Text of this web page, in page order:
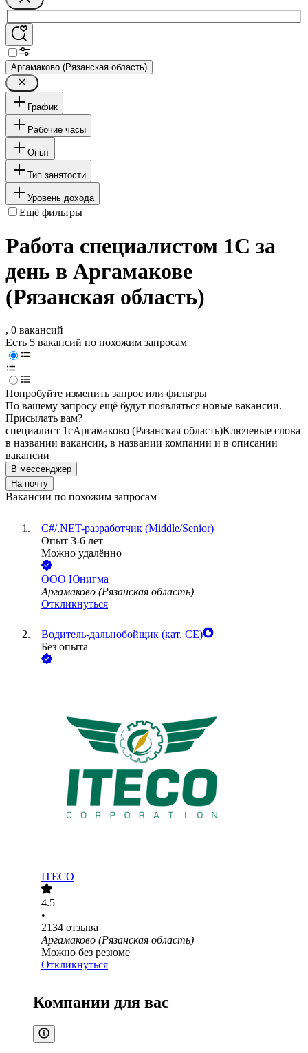
Аргамаково (Рязанская область)
График
Рабочие часы
Опыт
Тип занятости
Уровень дохода
Ещё фильтры
Работа специалистом 1С за
день в Аргамакове
(Рязанская область)
, 0 вакансий
Есть 5 вакансий по похожим запросам
Попробуйте изменить запрос или фильтры
По вашему запросу ещё будут появляться новые вакансии.
Присылать вам?
специалист 1сАргамаково (Рязанская область)Ключевые слова
в названии вакансии, в названии компании и в описании
вакансии
В мессенджер
На почту
Вакансии по похожим запросам
C#/.NET-разработчик (Middle/Senior)
Опыт 3-6 лет
Можно удалённо
ООО Юнигма
Аргамаково (Рязанская область)
Откликнуться
Водитель-дальнобойщик (кат. CE)
Без опыта
ITECO
4.5
•
2134 отзыва
Аргамаково (Рязанская область)
Можно без резюме
Откликнуться
Компании для вас